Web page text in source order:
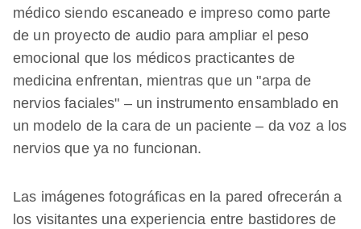
médico siendo escaneado e impreso como parte
de un proyecto de audio para ampliar el peso
emocional que los médicos practicantes de
medicina enfrentan, mientras que un "arpa de
nervios faciales" – un instrumento ensamblado en
un modelo de la cara de un paciente – da voz a los
nervios que ya no funcionan.
Las imágenes fotográficas en la pared ofrecerán a
los visitantes una experiencia entre bastidores de